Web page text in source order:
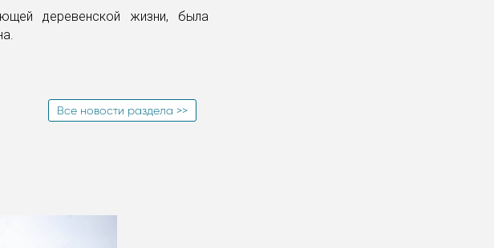
деревенской жизни, была
Все новости раздела >>